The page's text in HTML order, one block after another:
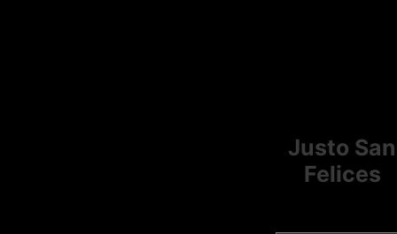
Justo San
Felices